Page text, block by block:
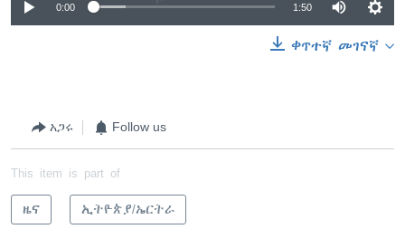
0:00 1:50
ቀጥተኛ መገናኛ
አጋሩ Follow us
This item is part of
ዜና ኢትዮጵያ/ኤርትራ